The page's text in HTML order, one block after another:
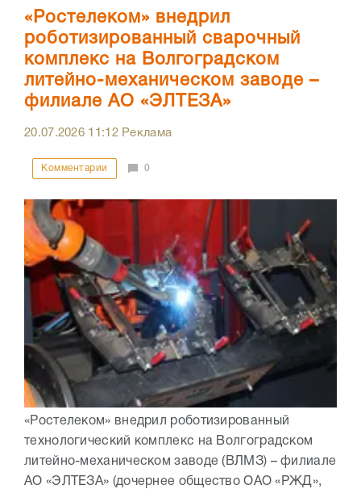
«Ростелеком» внедрил
роботизированный сварочный
комплекс на Волгоградском
литейно-механическом заводе –
филиале АО «ЭЛТЕЗА»
20.07.2026 11:12Реклама
Комментарии 0
«Ростелеком» внедрил роботизированный
технологический комплекс на Волгоградском
литейно-механическом заводе (ВЛМЗ) – филиале
АО «ЭЛТЕЗА» (дочернее общество ОАО «РЖД»,